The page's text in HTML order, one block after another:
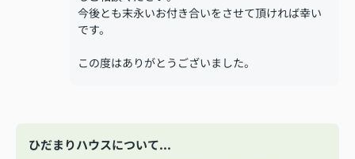
今後とも末永いお付き合いをさせて頂ければ幸い
です。
この度はありがとうございました。
ひだまりハウスについて...